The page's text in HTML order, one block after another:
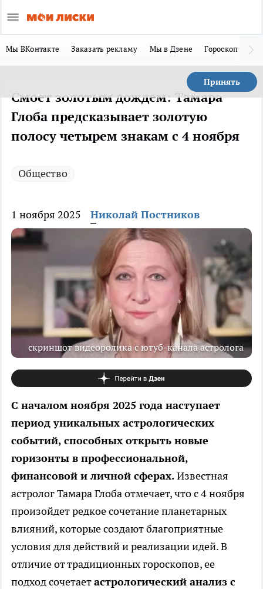
Мы ВКонтакте Заказать рекламу Мы в Дзене Гороскоп
Принять
Смоет золотым дождем: Тамара
Глоба предсказывает золотую
полосу четырем знакам с 4 ноября
Общество
1 ноября 2025 Николай Постников
скриншот видеоролика с ютуб-канала астролога
С началом ноября 2025 года наступает
период уникальных астрологических
событий, способных открыть новые
горизонты в профессиональной,
финансовой и личной сферах.Известная
астролог Тамара Глоба отмечает, что с 4 ноября
произойдет редкое сочетание планетарных
влияний, которые создают благоприятные
условия для действий и реализации идей. В
отличие от традиционных гороскопов, ее
подход сочетаетастрологический анализ с